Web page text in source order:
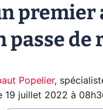
passe de
Popelier,
19 juillet 2022 à